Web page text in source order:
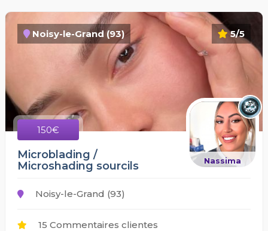
5/5
Noisy-le-Grand (93)
150€
Nassima
Microblading /
Microshading sourcils
Noisy-le-Grand (93)
15 Commentaires clientes